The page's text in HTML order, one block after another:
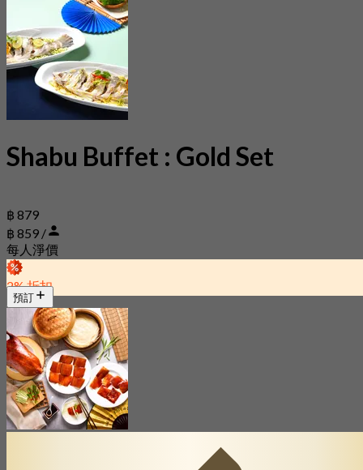
Shabu Buffet : Gold Set
฿ 879
฿ 859 /
每人淨價
2% 折扣
預訂